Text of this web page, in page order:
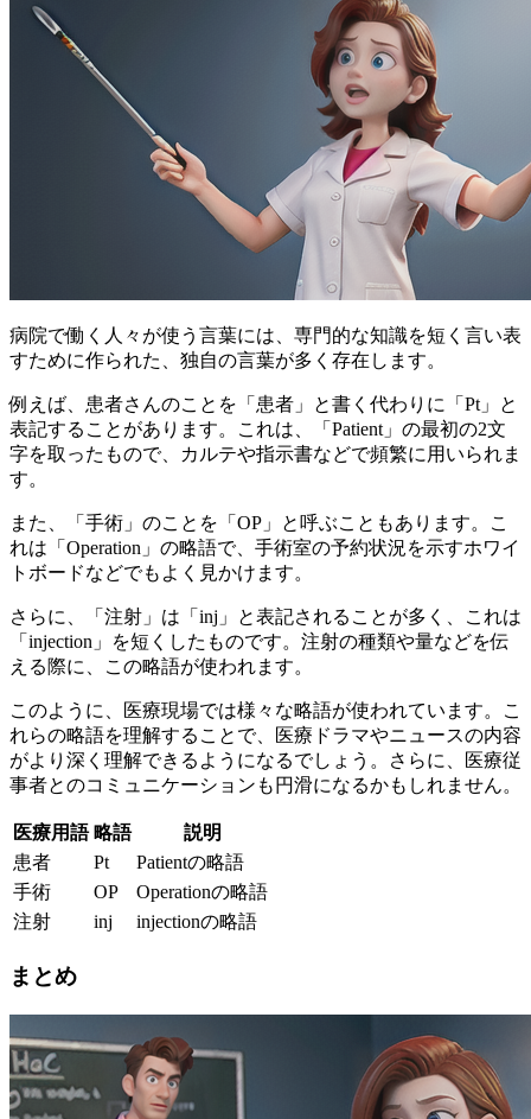
病院で働く人々が使う言葉には、専門的な知識を短く言い表
すために作られた、独自の言葉が多く存在します。
例えば、患者さんのことを「患者」と書く代わりに「Pt」と
表記することがあります。これは、「Patient」の最初の2文
字を取ったもので、カルテや指示書などで頻繁に用いられま
す。
また、「手術」のことを「OP」と呼ぶこともあります。こ
れは「Operation」の略語で、手術室の予約状況を示すホワイ
トボードなどでもよく見かけます。
さらに、「注射」は「inj」と表記されることが多く、これは
「injection」を短くしたものです。注射の種類や量などを伝
える際に、この略語が使われます。
このように、医療現場では様々な略語が使われています。
こ
れらの略語を理解することで、医療ドラマやニュースの内容
がより深く理解できるようになるでしょう 。さらに、医療従
事者とのコミュニケーションも円滑になるかもしれません。
医療用語 略語
説明
患者
Pt
Patientの略語
手術
OP
Operationの略語
注射
inj injectionの略語
まとめ